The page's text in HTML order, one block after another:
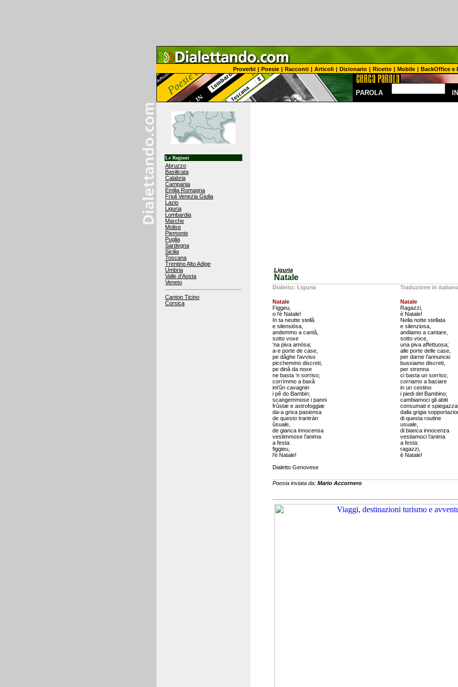
Proverbi | Poesie | Racconti | Articoli | Dizionario | Ricette | Mobile | BackOffice e
PAROLA IN
Le Regioni
Abruzzo
Basilicata
Calabria
Campania
Emilia Romagna
Friuli Venezia Giulia
Lazio
Liguria
Lombardia
Marche
Molise
Piemonte
Puglia
Sardegna
Sicilia
Toscana
Trentino Alto Adige
Umbria
Valle d'Aosta
Veneto
Canton Ticino
Corsica
Liguria
Natale
Dialetto: Liguria
Natale
Figgeu,
o l’è Natale!
In ta neutte stellâ
e silensiösa,
andemmo a cantâ,
sotto voxe
‘na piva amösa;
a-e porte de case,
pe dâghe l’avviso
picchemmo discreti,
pe dinâ da noxe
ne basta ‘n sorriso;
corrìmmo a baxâ
int’ûn cavagnin
i pê do Bambin;
scangemmose i panni
frûstæ e astrofoggiæ
da-a grixa pasiensa
de questo trantràn
ûsuale,
de gianca innocensa
vestimmose l’anima
a festa:
figgieu,
l’è Natale!
Dialetto Genovese
Traduzione in italiano
Natale
Ragazzi,
è Natale!
Nella notte stellata
e silenziosa,
andiamo a cantare,
sotto voce,
una piva affettuosa;
alle porte delle case,
per darne l’annuncio
bussiamo discreti,
per strenna
ci basta un sorriso;
corriamo a baciare
in un cestino
i piedi del Bambino;
cambiamoci gli abiti
consumati e
dalla grigia
di questa routine
usuale,
di bianca innocenza
vestiamoci l’anima
a festa:
ragazzi,
è Natale!
Poesia inviata da: Mario Accornero